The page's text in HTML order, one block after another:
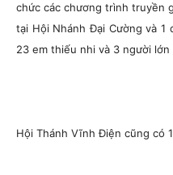
chức các chương trình truyền
tại Hội Nhánh Đại Cường và 1
23 em thiếu nhi và 3 người lớn
Hội Thánh Vĩnh Điện cũng có